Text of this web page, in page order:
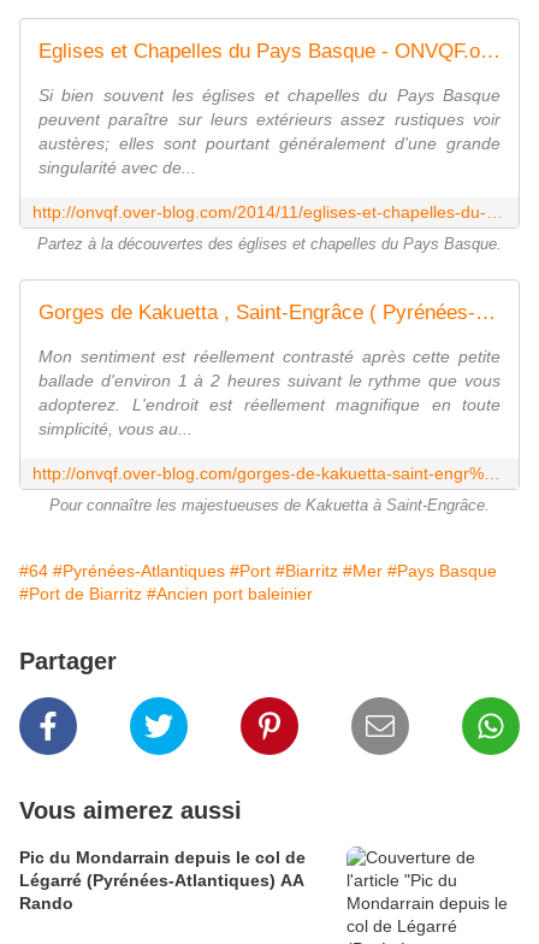
Eglises et Chapelles du Pays Basque - ONVQF.over-blog.com
Si bien souvent les églises et chapelles du Pays Basque
peuvent paraître sur leurs extérieurs assez rustiques voir
austères; elles sont pourtant généralement d'une grande
singularité avec de...
Partez à la découvertes des églises et chapelles du Pays Basque.
Gorges de Kakuetta , Saint-Engrâce ( Pyrénées-Atlantiques 64 ) AAA Promenade
Mon sentiment est réellement contrasté après cette petite
ballade d'environ 1 à 2 heures suivant le rythme que vous
adopterez. L'endroit est réellement magnifique en toute
simplicité, vous au...
Pour connaître les majestueuses de Kakuetta à Saint-Engrâce.
#64 #Pyrénées-Atlantiques #Port #Biarritz #Mer #Pays Basque
#Port de Biarritz #Ancien port baleinier
Partager
Vous aimerez aussi
Pic du Mondarrain depuis le col de
Légarré (Pyrénées-Atlantiques) AA
Rando